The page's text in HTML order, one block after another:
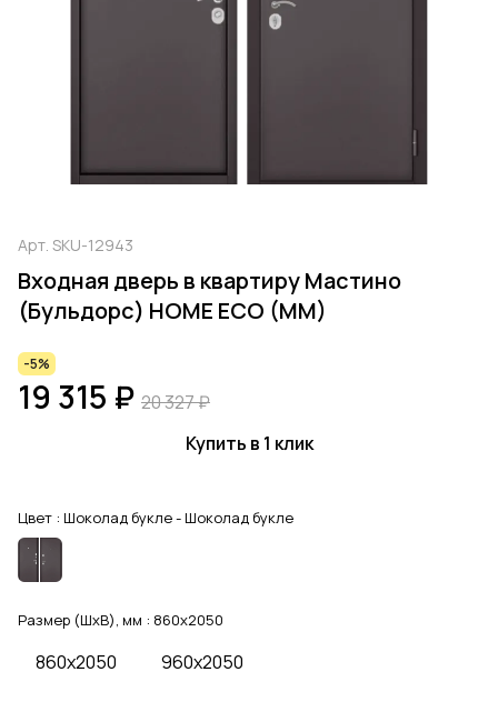
Арт. SKU-12943
Входная дверь в квартиру Мастино
(Бульдорс) HOME ECO (MM)
-5%
19 315 ₽ 20 327 ₽
Купить в 1 клик
Цвет : Шоколад букле - Шоколад букле
Размер (ШхВ), мм : 860x2050
860x2050 960x2050